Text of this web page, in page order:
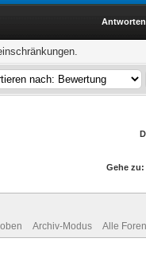
Antworten
Gehe zu:
Archiv-Modus Alle